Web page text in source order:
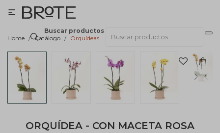
Buscar productos

Home Catálogo Orquídeas
ORQUÍDEA - CON MACETA ROSA